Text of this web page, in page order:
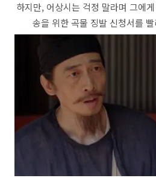
하지만, 어상시는 걱정 말라며 그에
송을 위한 곡물 징발 신청서를